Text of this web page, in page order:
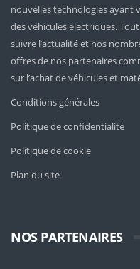
nouvelles technologies ayant
des véhicules électriques.
suivre l’actualité et nos
offres de nos partenaires
sur l’achat de véhicules et
Conditions générales
Politique de confidentialité
Politique de cookie
Plan du site
NOS PARTENAIRES